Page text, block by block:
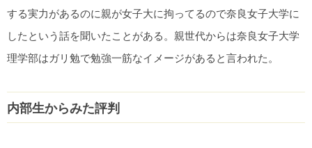
する実力があるのに親が女子大に拘ってるので奈良女子大学に
したという話を聞いたことがある。親世代からは奈良女子大学
理学部はガリ勉で勉強一筋なイメージがあると言われた。
内部生からみた評判